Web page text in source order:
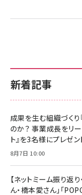
新着記事
成果を生む組織づく
のか？ 事業成長をリ
ト』を3名様にプレゼン
8月7日 10:00
【ネットミーム振り返
ん・橋本愛さん」「